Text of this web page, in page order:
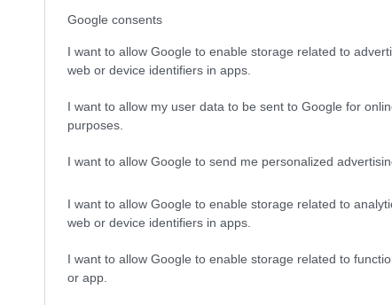
Google consents
I want to allow Google to enable storage related to
web or device identifiers in apps.
I want to allow my user data to be sent to Google for
purposes.
I want to allow Google to send me personalized
I want to allow Google to enable storage related to
web or device identifiers in apps.
I want to allow Google to enable storage related to
or app.
az
Borzalmas hír jött
az egész